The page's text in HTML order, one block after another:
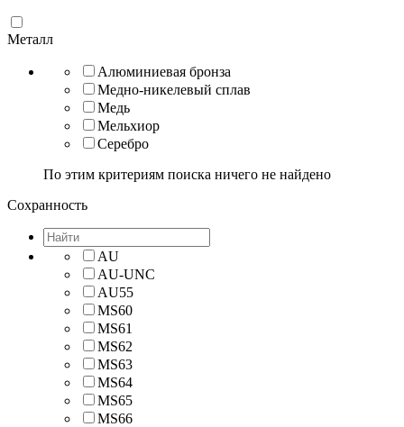
Металл
Алюминиевая бронза
Медно-никелевый сплав
Медь
Мельхиор
Серебро
По этим критериям поиска ничего не найдено
Сохранность
AU
AU-UNC
AU55
MS60
MS61
MS62
MS63
MS64
MS65
MS66